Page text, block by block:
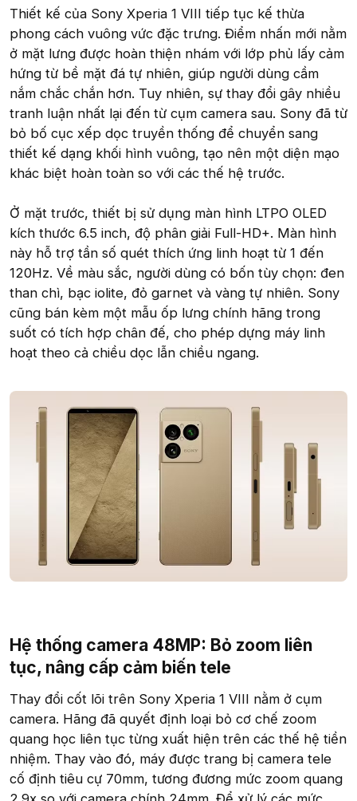
Thiết kế của Sony Xperia 1 VIII tiếp tục kế thừa
phong cách vuông vức đặc trưng. Điểm nhấn mới nằm
ở mặt lưng được hoàn thiện nhám với lớp phủ lấy cảm
hứng từ bề mặt đá tự nhiên, giúp người dùng cầm
nắm chắc chắn hơn. Tuy nhiên, sự thay đổi gây nhiều
tranh luận nhất lại đến từ cụm camera sau. Sony đã từ
bỏ bố cục xếp dọc truyền thống để chuyển sang
thiết kế dạng khối hình vuông, tạo nên một diện mạo
khác biệt hoàn toàn so với các thế hệ trước.
Ở mặt trước, thiết bị sử dụng màn hình LTPO OLED
kích thước 6.5 inch, độ phân giải Full-HD+. Màn hình
này hỗ trợ tần số quét thích ứng linh hoạt từ 1 đến
120Hz. Về màu sắc, người dùng có bốn tùy chọn: đen
than chì, bạc iolite, đỏ garnet và vàng tự nhiên. Sony
cũng bán kèm một mẫu ốp lưng chính hãng trong
suốt có tích hợp chân đế, cho phép dựng máy linh
hoạt theo cả chiều dọc lẫn chiều ngang.
Hệ thống camera 48MP: Bỏ zoom liên
tục, nâng cấp cảm biến tele​
Thay đổi cốt lõi trên Sony Xperia 1 VIII nằm ở cụm
camera. Hãng đã quyết định loại bỏ cơ chế zoom
quang học liên tục từng xuất hiện trên các thế hệ tiền
nhiệm. Thay vào đó, máy được trang bị camera tele
cố định tiêu cự 70mm, tương đương mức zoom quang